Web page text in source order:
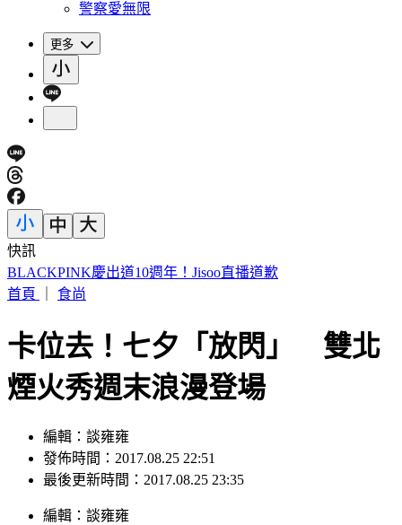
警察愛無限
更多
快訊
BLACKPINK慶出道10週年！Jisoo直播道歉
首頁
食尚
卡位去！七夕「放閃」 雙北
煙火秀週末浪漫登場
編輯：談雍雍
發佈時間：2017.08.25 22:51
最後更新時間：2017.08.25 23:35
編輯 ： 談雍雍